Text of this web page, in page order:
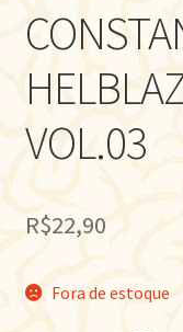
VOL.03
R$22,90
Fora de estoque